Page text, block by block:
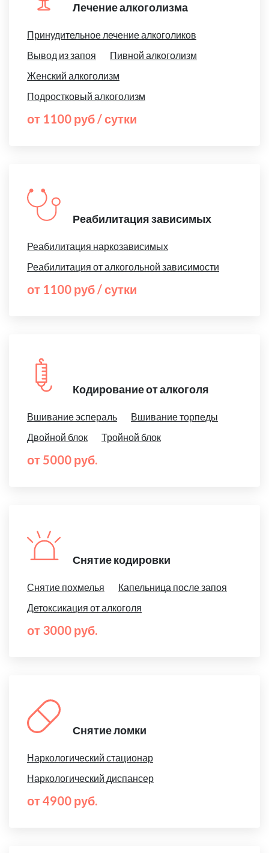
Лечение алкоголизма
Принудительное лечение алкоголиков
Вывод из запоя
Пивной алкоголизм
Женский алкоголизм
Подростковый алкоголизм
от 1100 руб / сутки
Реабилитация зависимых
Реабилитация наркозависимых
Реабилитация от алкогольной зависимости
от 1100 руб / сутки
Кодирование от алкоголя
Вшивание эспераль
Вшивание торпеды
Двойной блок
Тройной блок
от 5000 руб.
Снятие кодировки
Снятие похмелья
Капельница после запоя
Детоксикация от алкоголя
от 3000 руб.
Снятие ломки
Наркологический стационар
Наркологический диспансер
от 4900 руб.